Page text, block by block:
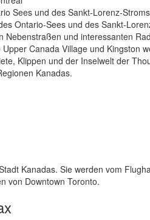
Sees und des Sankt-Lorenz-
Ontario-Sees und des Sankt-
und interessanten
Canada Village und Kingston
Klippen und der Inselwelt der
Kanadas.
Kanadas. Sie werden vom
von Downtown Toronto.